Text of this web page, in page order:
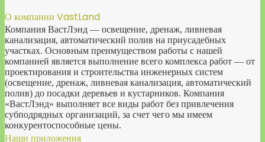
О компании VastLand
Компания ВастЛэнд — освещение, дренаж, ливневая
канализация, автоматический полив на приусадебных
участках. Основным преимуществом работы с нашей
компанией является выполнение всего комплекса работ — от
проектирования и строительства инженерных систем
(освещение, дренаж, ливневая канализация, автоматический
полив) до посадки деревьев и кустарников. Компания
«ВастЛэнд» выполняет все виды работ без привлечения
субподрядных организаций, за счет чего мы имеем
конкурентоспособные цены.
Наши приложения